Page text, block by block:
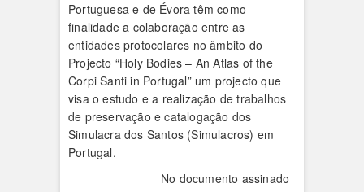
Portuguesa e de Évora têm como
finalidade a colaboração entre as
entidades protocolares no âmbito do
Projecto “Holy Bodies – An Atlas of the
Corpi Santi in Portugal” um projecto que
visa o estudo e a realização de trabalhos
de preservação e catalogação dos
Simulacra dos Santos (Simulacros) em
Portugal.
No documento assinado